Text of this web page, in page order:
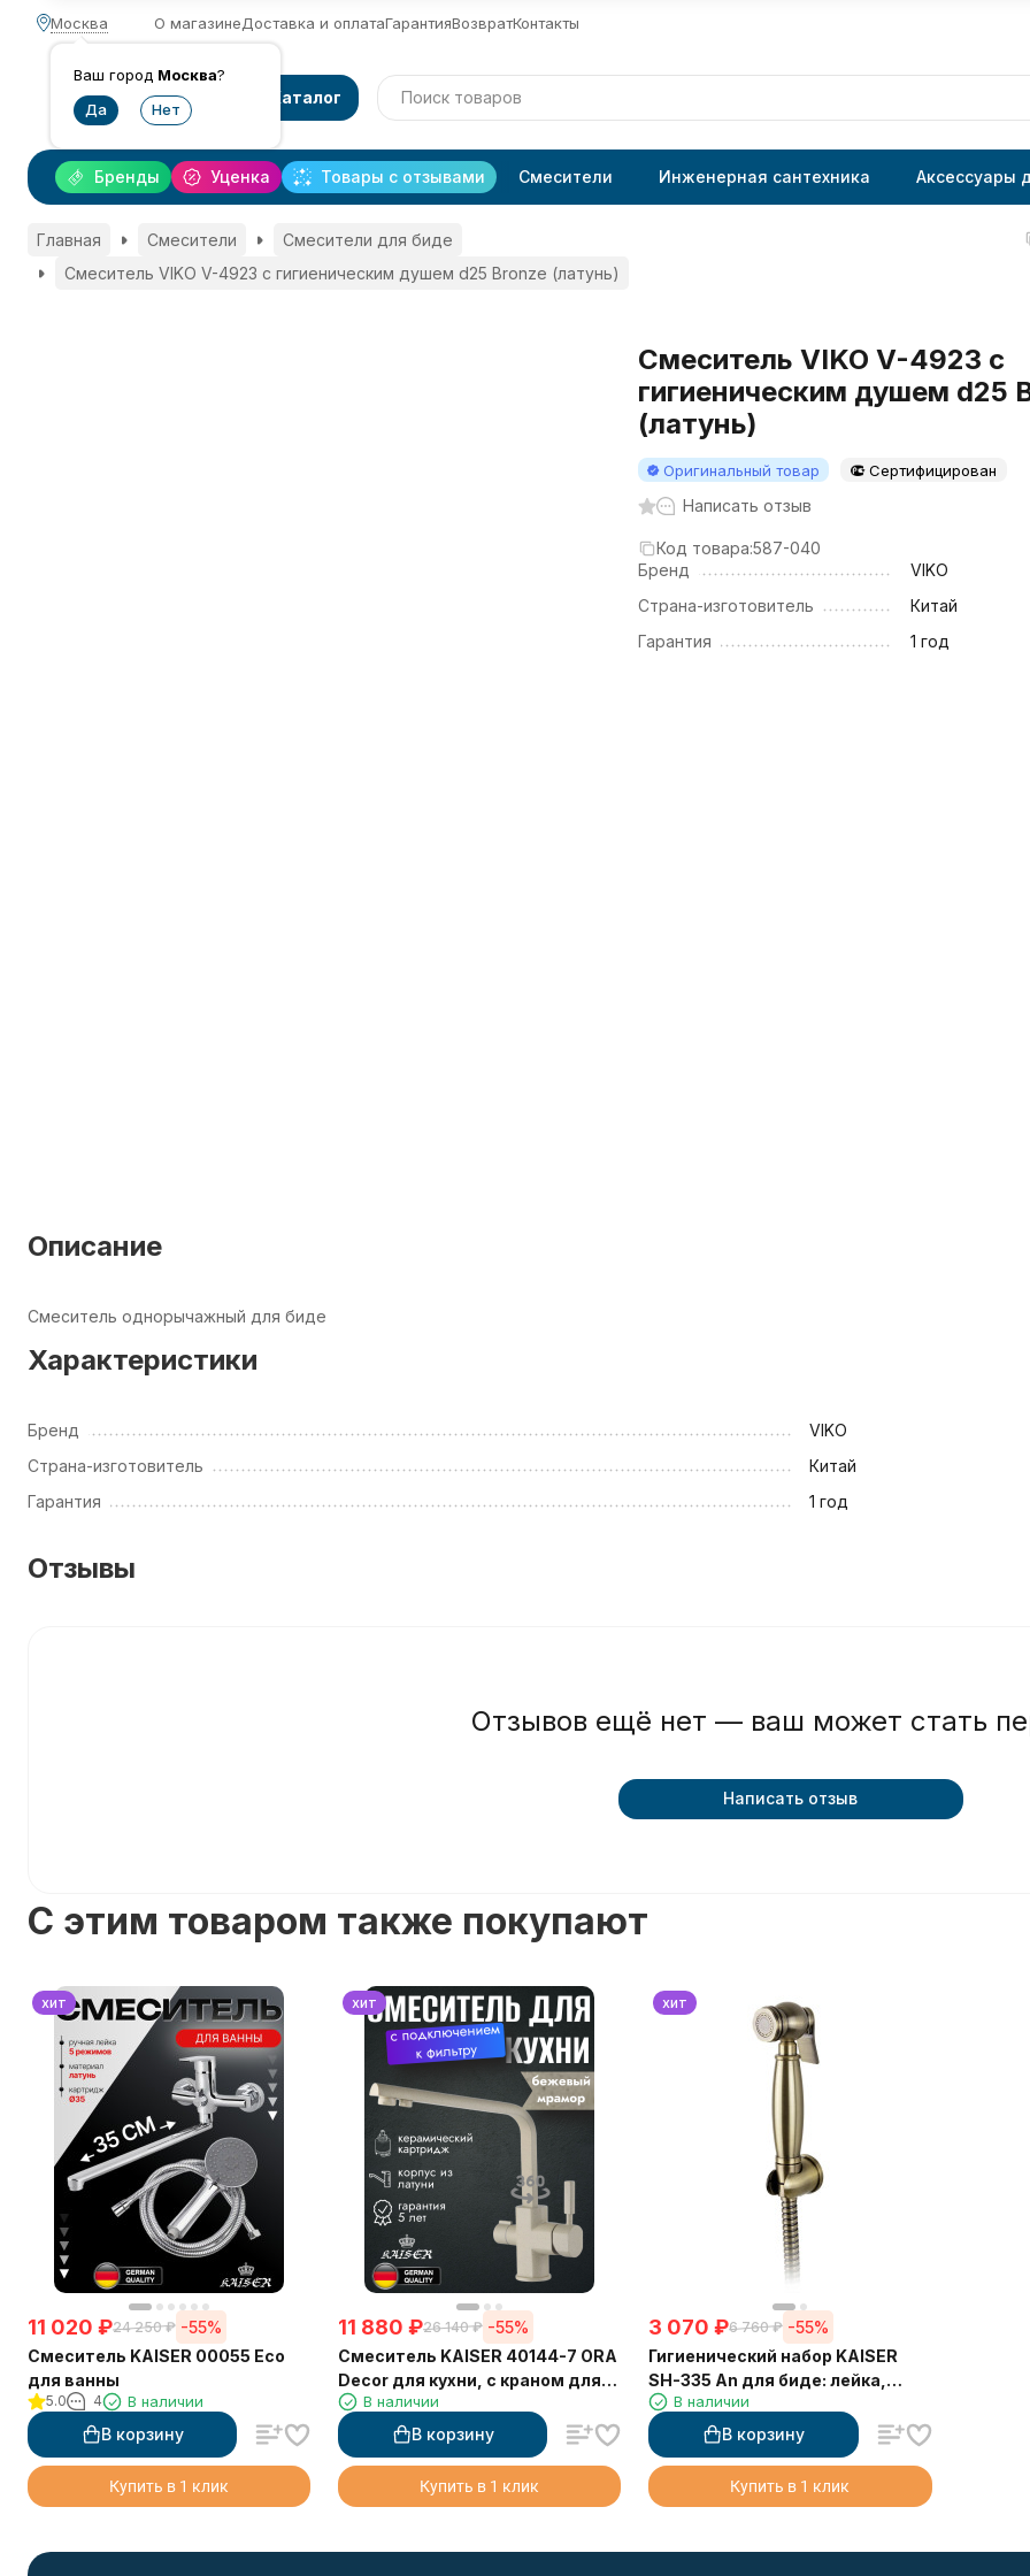
Москва
Ваш город Москва?
О магазинеДоставка и оплатаГарантияВозвратКонтакты
Каталог
Уценка Товары с отзывами
Бренды Смесители Инженерная сантехника Аксессуары
Главная Смесители
Смесители для биде
Смеситель VIKO V-4923 с гигиеническим душем d25 Bronze (латунь)
Смеситель VIKO V-4923 с
гигиеническим душем d25
(латунь)
Оригинальный товар Сертифицирован
Написать отзыв
Код товара:587-040
Бренд
VIKO
Страна-изготовитель
Китай
Гарантия
1 год
Описание
Смеситель однорычажный для биде
Характеристики
Бренд
VIKO
Страна-изготовитель
Китай
Гарантия
1 год
Отзывы
Отзывов ещё нет — ваш может стать
Написать отзыв
C этим товаром также покупают
хит
11 020 ₽24 250 ₽ -55%
Смеситель KAISER 00055 Eco
для ванны
5.0 4 В наличии
В корзину
Купить в 1 клик
хит
11 880 ₽26 140 ₽ -55%
Смеситель KAISER 40144-7 ORA
Decor для кухни, с краном для
питьевой воды, бежевый
мрамор
В наличии
В корзину
Купить в 1 клик
хит
3 070 ₽6 760 ₽ -55%
Гигиенический набор KAISER
SH-335 An для биде: лейка,
шланг, кронштейн, Бронза
В наличии
В корзину
Купить в 1 клик